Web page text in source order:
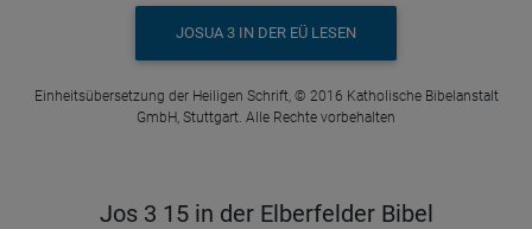
JOSUA 3 IN DER EÜ LESEN
Einheitsübersetzung der Heiligen Schrift, © 2016 Katholische Bibelanstalt
GmbH, Stuttgart. Alle Rechte vorbehalten
Jos 3 15 in der Elberfelder Bibel